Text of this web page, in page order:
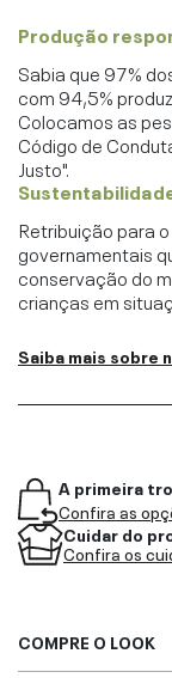
Produção
Sabia que 97%
com 94,5%
Colocamos as
Código de
Justo".
Retribuição para
governamentais
conservação do
crianças em
Saiba mais sobre
A primeira
Confira as
Cuidar do
Confira os
COMPRE O LOOK